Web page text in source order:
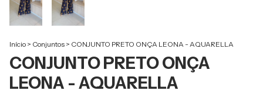
Início > Conjuntos > CONJUNTO PRETO ONÇA LEONA - AQUARELLA
CONJUNTO PRETO ONÇA
LEONA - AQUARELLA